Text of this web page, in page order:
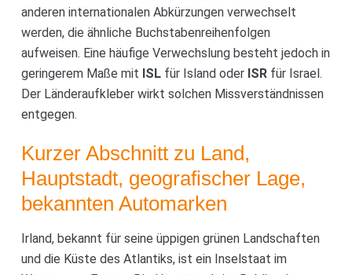
anderen internationalen Abkürzungen verwechselt
werden, die ähnliche Buchstabenreihenfolgen
aufweisen. Eine häufige Verwechslung besteht jedoch in
geringerem Maße mit ISLfür Island oder ISRfür Israel.
Der Länderaufkleber wirkt solchen Missverständnissen
entgegen.
Kurzer Abschnitt zu Land,
Hauptstadt, geografischer Lage,
bekannten Automarken
Irland, bekannt für seine üppigen grünen Landschaften
und die Küste des Atlantiks, ist ein Inselstaat im